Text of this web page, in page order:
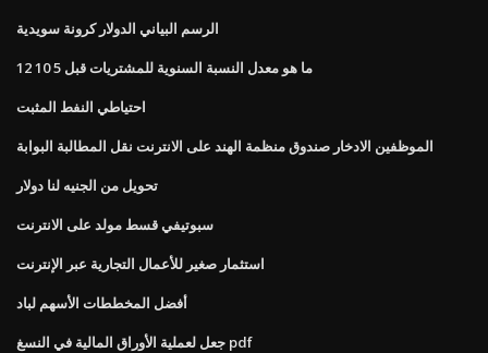
الرسم البياني الدولار كرونة سويدية
ما هو معدل النسبة السنوية للمشتريات قبل 5 10 12
احتياطي النفط المثبت
الموظفين الادخار صندوق منظمة الهند على الانترنت نقل المطالبة البوابة
تحويل من الجنيه لنا دولار
سبوتيفي قسط مولد على الانترنت
استثمار صغير للأعمال التجارية عبر الإنترنت
أفضل المخططات الأسهم لباد
جعل لعملية الأوراق المالية في النسغ pdf